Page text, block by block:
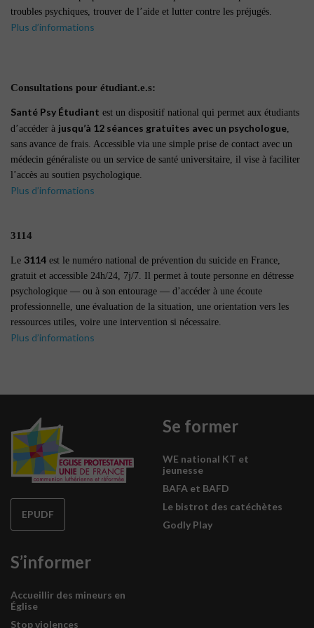
troubles psychiques, trouver de l’aide et lutter contre les préjugés.
Plus d’informations
Consultations pour étudiant.e.s:
Santé Psy Étudiant est un dispositif national qui permet aux étudiants
d’accéder à jusqu’à 12 séances gratuites avec un psychologue
sans avance de frais. Accessible via une simple prise de contact avec un
médecin généraliste ou un service de santé universitaire, il vise à faciliter
l’accès au soutien psychologique.
Plus d’informations
3114
Le 3114 est le numéro national de prévention du suicide en France,
gratuit et accessible 24h/24, 7j/7. Il permet à toute personne en détresse
psychologique — ou à son entourage — d’accéder à une écoute
professionnelle, une évaluation de la situation, une orientation vers les
ressources utiles, voire une intervention si nécessaire.
Plus d’informations
EPUDF
Se former
WE national KT et
jeunesse
BAFA et BAFD
Le bistrot des catéchètes
Godly Play
S’informer
Accueillir des mineurs en
Église
Stop violences